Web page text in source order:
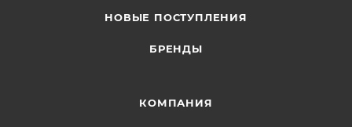
НОВЫЕ ПОСТУПЛЕНИЯ
БРЕНДЫ
КОМПАНИЯ